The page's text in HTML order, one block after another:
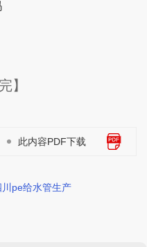
】
此内容PDF下载
川pe给水管生产